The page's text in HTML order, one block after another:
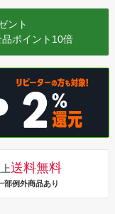
ント
ポイント10倍
送料無料
例外商品あり